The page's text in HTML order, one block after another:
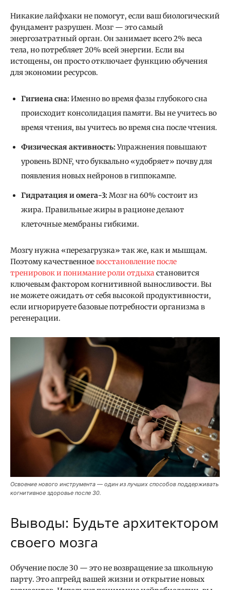
Никакие лайфхаки не помогут, если ваш биологический
фундамент разрушен. Мозг — это самый
энергозатратный орган. Он занимает всего 2% веса
тела, но потребляет 20% всей энергии. Если вы
истощены, он просто отключает функцию обучения
для экономии ресурсов.
Гигиена сна:Именно во время фазы глубокого сна
происходит консолидация памяти. Вы не учитесь во
время чтения, вы учитесь во время сна после чтения.
Физическая активность:Упражнения повышают
уровень BDNF, что буквально «удобряет» почву для
появления новых нейронов в гиппокампе.
Гидратация и омега-3:Мозг на 60% состоит из
жира. Правильные жиры в рационе делают
клеточные мембраны гибкими.
Мозгу нужна «перезагрузка» так же, как и мышцам.
Поэтому качественноевосстановление после
тренировок и понимание роли отдыхастановится
ключевым фактором когнитивной выносливости. Вы
не можете ожидать от себя высокой продуктивности,
если игнорируете базовые потребности организма в
регенерации.
Освоение нового инструмента — один из лучших способов поддерживать
когнитивное здоровье после 30.
Выводы: Будьте архитектором
своего мозга
Обучение после 30 — это не возвращение за школьную
парту. Это апгрейд вашей жизни и открытие новых